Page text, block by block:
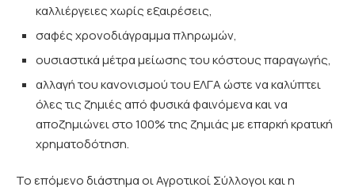
καλλιέργειες χωρίς εξαιρέσεις,
σαφές χρονοδιάγραμμα πληρωμών,
ουσιαστικά μέτρα μείωσης του κόστους παραγωγής,
αλλαγή του κανονισμού του ΕΛΓΑ ώστε να καλύπτει
όλες τις ζημιές από φυσικά φαινόμενα και να
αποζημιώνει στο 100% της ζημιάς με επαρκή κρατική
χρηματοδότηση.
Το επόμενο διάστημα οι Αγροτικοί Σύλλογοι και η